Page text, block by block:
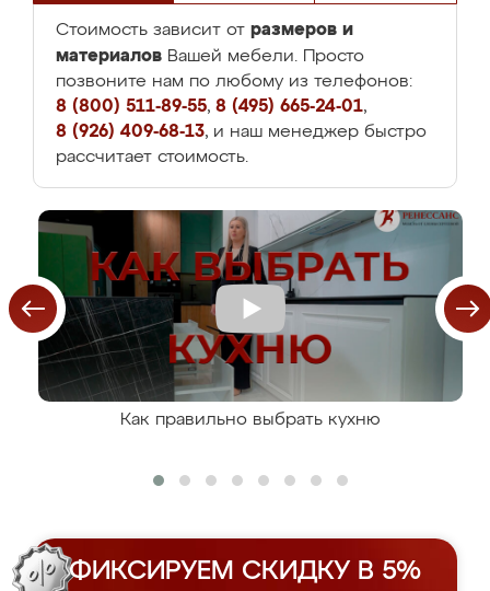
Стоимость зависит от размеров и
материалов Вашей мебели. Просто
позвоните нам по любому из телефонов:
8 (800) 511-89-55, 8 (495) 665-24-01,
8 (926) 409-68-13, и наш менеджер быстро
рассчитает стоимость.
Как правильно выбрать кухню
ФИКСИРУЕМ СКИДКУ В 5%